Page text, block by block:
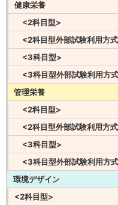
健康栄養
<2科目型>
<2科目型外部試験利用方
<3科目型>
<3科目型外部試験利用方
管理栄養
<2科目型>
<2科目型外部試験利用方
<3科目型>
<3科目型外部試験利用方
環境デザイン
<2科目型>